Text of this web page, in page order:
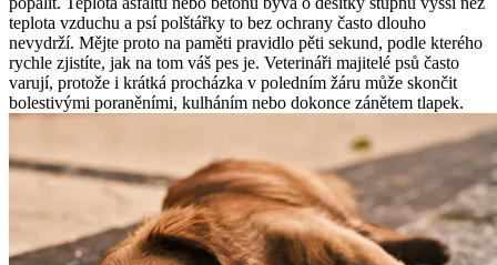
teplota vzduchu a psí polštářky to bez ochrany často dlouho
nevydrží. Mějte proto na paměti pravidlo pěti sekund, podle kterého
rychle zjistíte, jak na tom váš pes je. Veterináři majitelé psů často
varují, protože i krátká procházka v poledním žáru může skončit
bolestivými poraněními, kulháním nebo dokonce zánětem tlapek.